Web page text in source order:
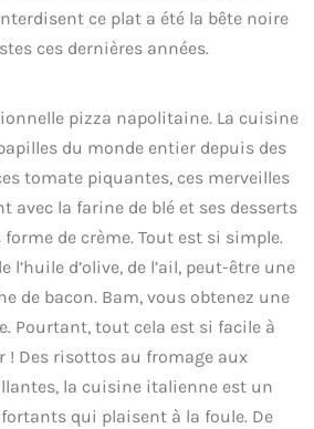
ce plat a été la bête noire
ces dernières années.
pizza napolitaine. La cuisine
du monde entier depuis des
tomate piquantes, ces merveilles
avec la farine de blé et ses desserts
de crème. Tout est si simple.
l’huile d’olive, de l’ail, peut-être une
de bacon. Bam, vous obtenez une
Pourtant, tout cela est si facile à
! Des risottos au fromage aux
la cuisine italienne est un
qui plaisent à la foule. De